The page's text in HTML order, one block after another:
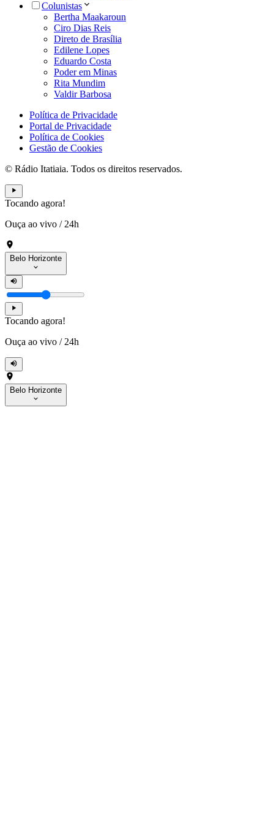
Colunistas
Bertha Maakaroun
Ciro Dias Reis
Direto de Brasília
Edilene Lopes
Eduardo Costa
Poder em Minas
Rita Mundim
Valdir Barbosa
Política de Privacidade
Portal de Privacidade
Política de Cookies
Gestão de Cookies
© Rádio Itatiaia. Todos os direitos reservados.
Tocando agora!
Ouça ao vivo / 24h
Belo Horizonte
Tocando agora!
Ouça ao vivo / 24h
Belo Horizonte